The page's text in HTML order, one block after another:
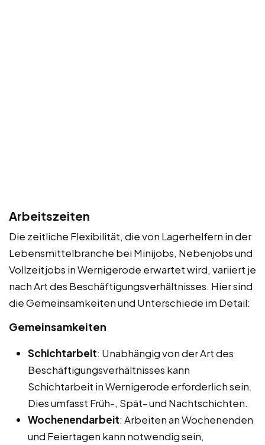
Arbeitszeiten
Die zeitliche Flexibilität, die von Lagerhelfern in der
Lebensmittelbranche bei Minijobs, Nebenjobs und
Vollzeitjobs in Wernigerode erwartet wird, variiert je
nach Art des Beschäftigungsverhältnisses. Hier sind
die Gemeinsamkeiten und Unterschiede im Detail:
Gemeinsamkeiten
Schichtarbeit: Unabhängig von der Art des
Beschäftigungsverhältnisses kann
Schichtarbeit in Wernigerode erforderlich sein.
Dies umfasst Früh-, Spät- und Nachtschichten.
Wochenendarbeit: Arbeiten an Wochenenden
und Feiertagen kann notwendig sein,